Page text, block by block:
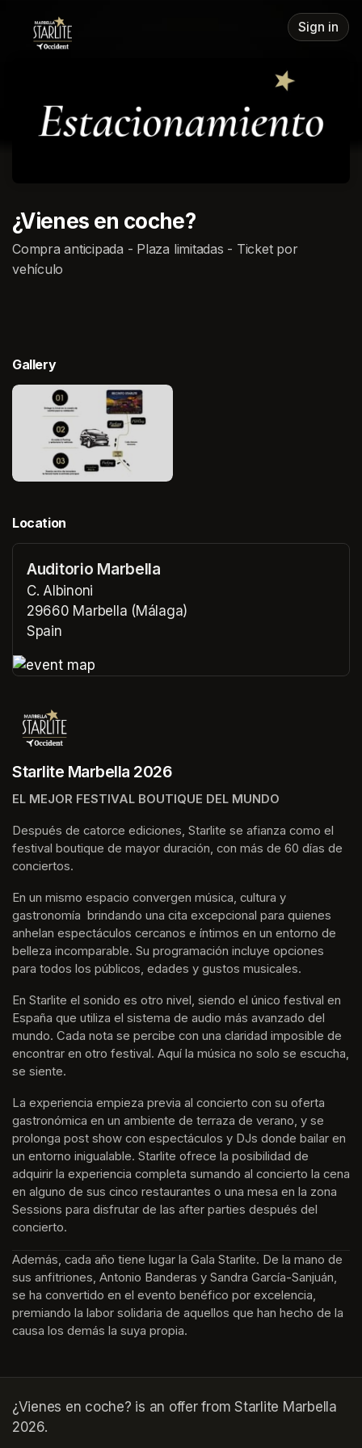
Sign in
¿Vienes en coche?
Compra anticipada - Plaza limitadas - Ticket por
vehículo
Gallery
Location
Auditorio Marbella
C. Albinoni
29660 Marbella (Málaga)
Spain
Starlite Marbella 2026
EL MEJOR FESTIVAL BOUTIQUE DEL MUNDO
Después de catorce ediciones, Starlite se afianza como el
festival boutique de mayor duración, con más de 60 días de
conciertos.
En un mismo espacio convergen música, cultura y
gastronomía  brindando una cita excepcional para quienes
anhelan espectáculos cercanos e íntimos en un entorno de
belleza incomparable. Su programación incluye opciones
para todos los públicos, edades y gustos musicales.
En Starlite el sonido es otro nivel, siendo el único festival en
España que utiliza el sistema de audio más avanzado del
mundo. Cada nota se percibe con una claridad imposible de
encontrar en otro festival. Aquí la música no solo se escucha,
se siente.
La experiencia empieza previa al concierto con su oferta
gastronómica en un ambiente de terraza de verano, y se
prolonga post show con espectáculos y DJs donde bailar en
un entorno inigualable. Starlite ofrece la posibilidad de
adquirir la experiencia completa sumando al concierto la cena
en alguno de sus cinco restaurantes o una mesa en la zona
Sessions para disfrutar de las after parties después del
concierto.
Además, cada año tiene lugar la Gala Starlite. De la mano de
sus anfitriones, Antonio Banderas y Sandra García-Sanjuán,
se ha convertido en el evento benéfico por excelencia,
premiando la labor solidaria de aquellos que han hecho de la
causa los demás la suya propia.
¿Vienes en coche? is an offer from Starlite Marbella
2026.